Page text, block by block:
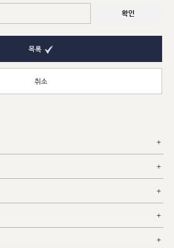
확인
목록
취소